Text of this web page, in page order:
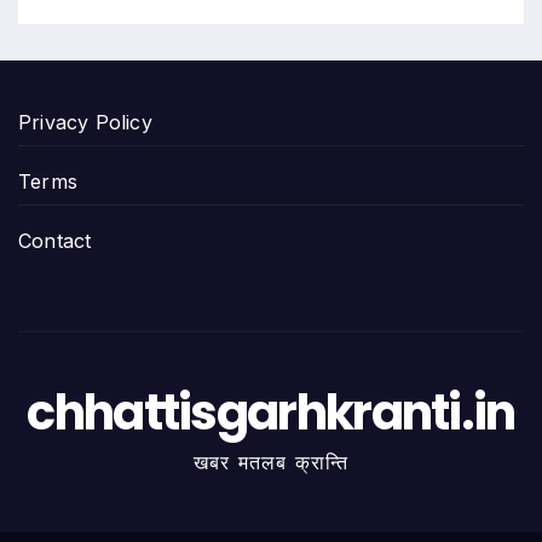
Privacy Policy
Terms
Contact
chhattisgarhkranti.in
खबर मतलब क्रान्ति